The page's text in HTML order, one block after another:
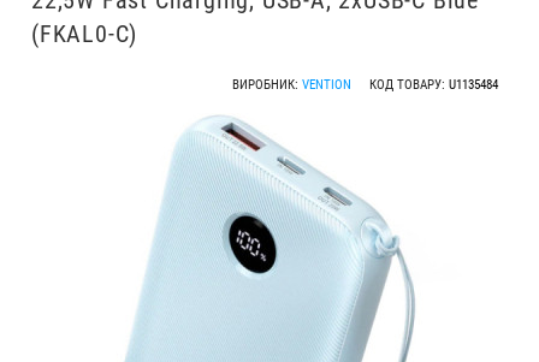
(FKAL0-C)
ВИРОБНИК: VENTION КОД ТОВАРУ: U1135484